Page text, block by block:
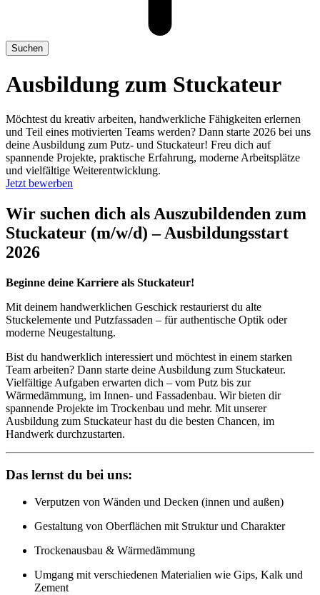
Suchen
Ausbildung zum Stuckateur
Möchtest du kreativ arbeiten, handwerkliche Fähigkeiten erlernen
und Teil eines motivierten Teams werden? Dann starte 2026 bei uns
deine Ausbildung zum Putz- und Stuckateur! Freu dich auf
spannende Projekte, praktische Erfahrung, moderne Arbeitsplätze
und vielfältige Weiterentwicklung.
Jetzt bewerben
Wir suchen dich als Auszubildenden zum
Stuckateur (m/w/d) – Ausbildungsstart
2026
Beginne deine Karriere als Stuckateur!
Mit deinem handwerklichen Geschick restaurierst du alte
Stuckelemente und Putzfassaden – für authentische Optik oder
moderne Neugestaltung.
Bist du handwerklich interessiert und möchtest in einem starken
Team arbeiten? Dann starte deine Ausbildung zum Stuckateur.
Vielfältige Aufgaben erwarten dich – vom Putz bis zur
Wärmedämmung, im Innen- und Fassadenbau. Wir bieten dir
spannende Projekte im Trockenbau und mehr. Mit unserer
Ausbildung zum Stuckateur hast du die besten Chancen, im
Handwerk durchzustarten.
Das lernst du bei uns:
Verputzen von Wänden und Decken (innen und außen)
Gestaltung von Oberflächen mit Struktur und Charakter
Trockenausbau & Wärmedämmung
Umgang mit verschiedenen Materialien wie Gips, Kalk und
Zement